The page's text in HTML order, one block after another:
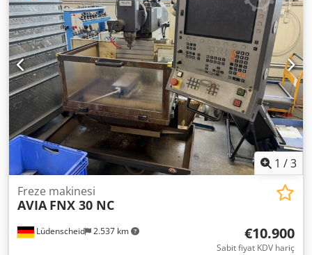
1 /3
Lüdenscheid 2.537 km
Freze makinesi
AVIA FNX 30 NC
€10.900
Sabit fiyat KDV hariç